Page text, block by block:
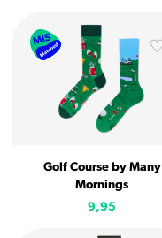
Golf Course by Many
Mornings
9,95